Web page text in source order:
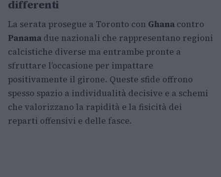
differenti
La serata prosegue a Toronto con Ghana contro
Panama due nazionali che rappresentano regioni
calcistiche diverse ma entrambe pronte a
sfruttare l’occasione per impattare
positivamente il girone. Queste sfide offrono
spesso spazio a individualità decisive e a schemi
che valorizzano la rapidità e la fisicità dei
reparti offensivi e delle fasce.